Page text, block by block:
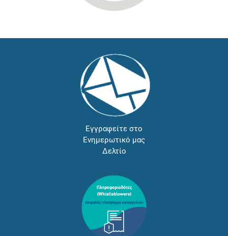
Εγγραφείτε στο
Ενημερωτικό μας
Δελτίο